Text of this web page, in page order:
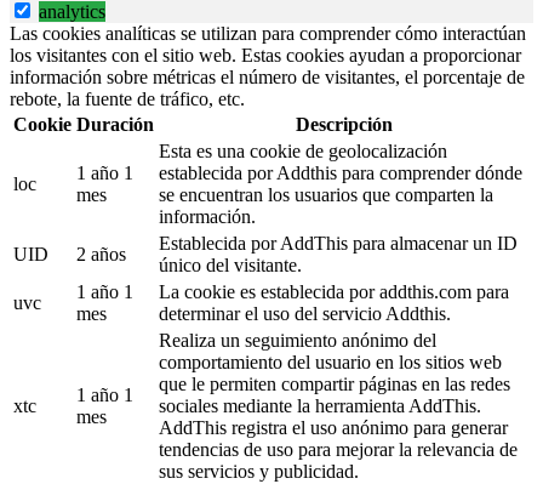
analytics
Las cookies analíticas se utilizan para comprender cómo interactúan
los visitantes con el sitio web. Estas cookies ayudan a proporcionar
información sobre métricas el número de visitantes, el porcentaje de
rebote, la fuente de tráfico, etc.
Cookie Duración Descripción
loc
1 año 1
mes
Esta es una cookie de geolocalización
establecida por Addthis para comprender dónde
se encuentran los usuarios que comparten la
información.
UID
2 años
Establecida por AddThis para almacenar un ID
único del visitante.
uvc
1 año 1
mes
La cookie es establecida por addthis.com para
determinar el uso del servicio Addthis.
xtc
1 año 1
mes
Realiza un seguimiento anónimo del
comportamiento del usuario en los sitios web
que le permiten compartir páginas en las redes
sociales mediante la herramienta AddThis.
AddThis registra el uso anónimo para generar
tendencias de uso para mejorar la relevancia de
sus servicios y publicidad.